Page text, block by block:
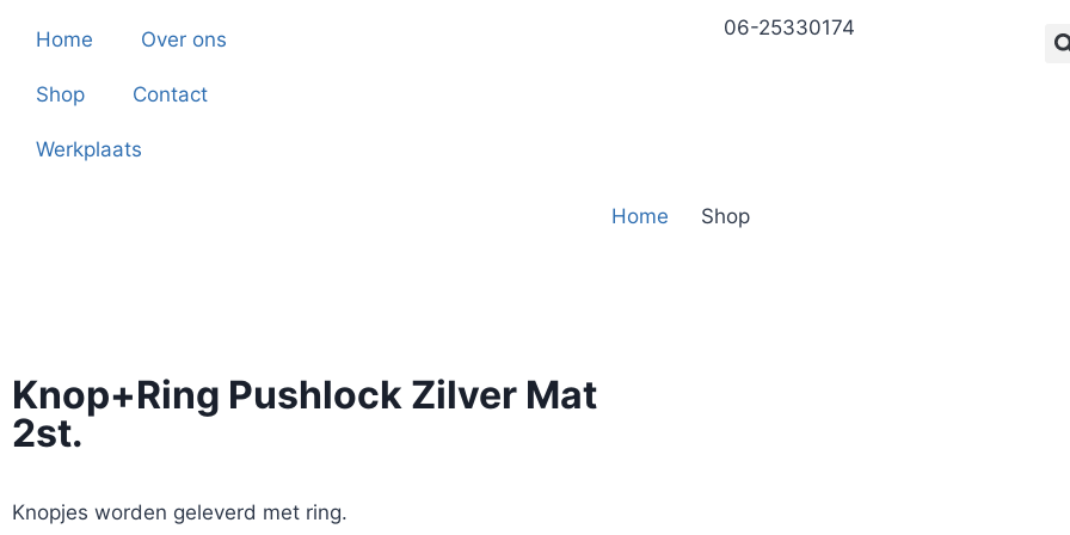
Home Over ons
Shop Contact
Werkplaats
06-25330174
Home Shop
Knop+Ring Pushlock Zilver Mat
2st.
Knopjes worden geleverd met ring.